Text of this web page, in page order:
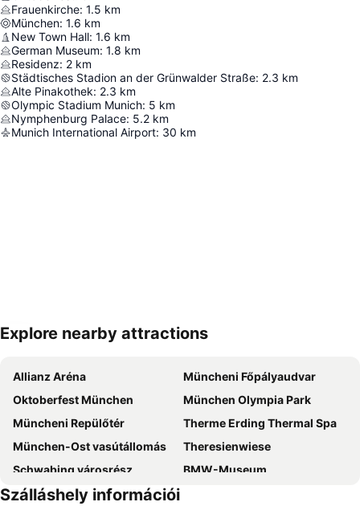
Frauenkirche: 1.5 km
München: 1.6 km
New Town Hall: 1.6 km
German Museum: 1.8 km
Residenz: 2 km
Städtisches Stadion an der Grünwalder Straße: 2.3 km
Alte Pinakothek: 2.3 km
Olympic Stadium Munich: 5 km
Nymphenburg Palace: 5.2 km
Munich International Airport: 30 km
Nagy méretű térkép
Explore nearby attractions
Allianz Aréna
Müncheni Főpályaudvar
Oktoberfest München
München Olympia Park
Müncheni Repülőtér
Therme Erding Thermal Spa
München-Ost vasútállomás
Theresienwiese
Schwabing városrész
BMW-Museum
Trudering-Riem
Szálláshely információi